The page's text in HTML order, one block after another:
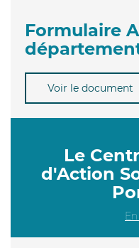
Formulaire
Voir le document
Le
d'Action